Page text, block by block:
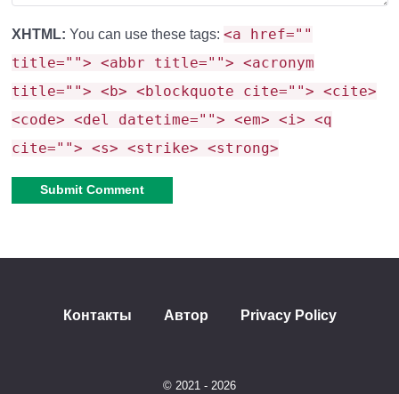
алмазов за один удар по руде.
Рецепты крафта:
Знакомые и новые
материалы
Деревянный, каменный, железный, золотой и
кирки, но с заменой головы на более массивную.
XHTML: You can use these tags: <a href=""
title=""> <abbr title=""> <acronym
title=""> <b> <blockquote cite=""> <cite>
<code> <del datetime=""> <em> <i> <q
cite=""> <s> <strike> <strong>
Контакты Автор Privacy Policy
© 2021 - 2026